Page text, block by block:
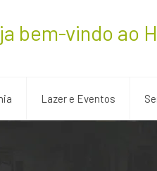
Lazer e Eventos
bem-vindo ao